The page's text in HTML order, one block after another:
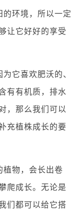
环境，所以一定
让它好好的享受
它喜欢肥沃的、
有有机质，排水
，那么我们可以
充植株成长的要
植物，会长出卷
爬成长。无论是
们都可以给它搭